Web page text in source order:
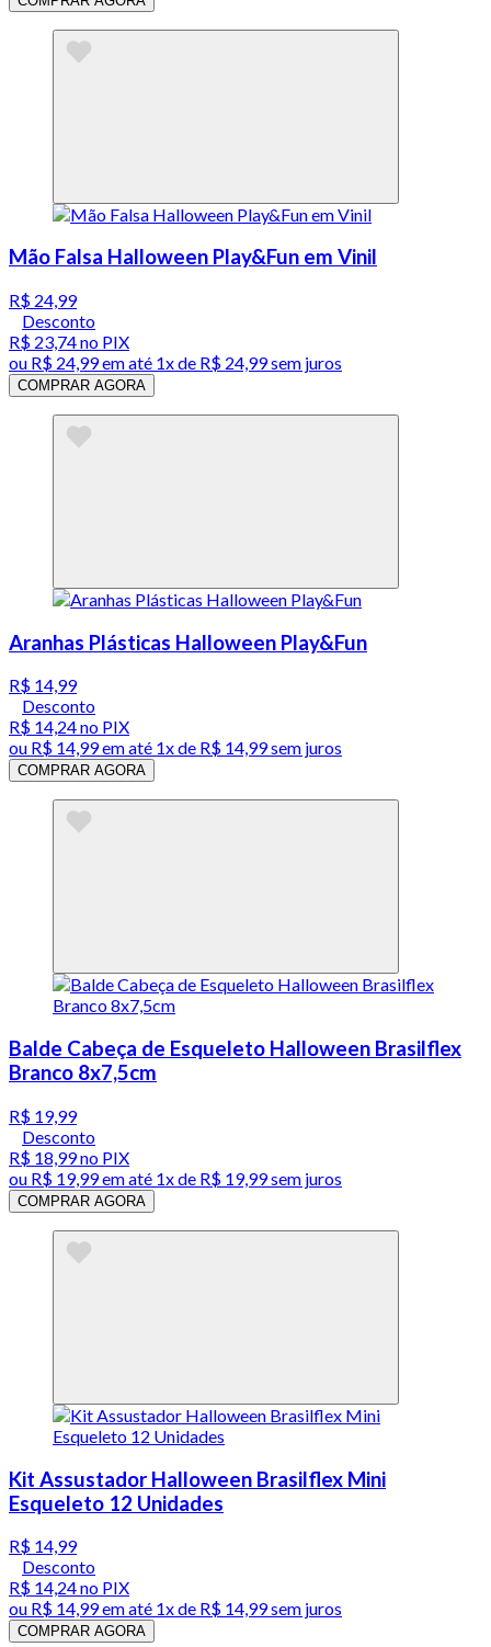
Mão Falsa Halloween Play&Fun em Vinil
R$ 24,99
Desconto
R$ 23,74no PIX
ou R$ 24,99em até 1x de R$ 24,99sem juros
COMPRAR AGORA
Aranhas Plásticas Halloween Play&Fun
R$ 14,99
Desconto
R$ 14,24no PIX
ou R$ 14,99em até 1x de R$ 14,99sem juros
COMPRAR AGORA
Balde Cabeça de Esqueleto Halloween Brasilflex
Branco 8x7,5cm
R$ 19,99
Desconto
R$ 18,99no PIX
ou R$ 19,99em até 1x de R$ 19,99sem juros
COMPRAR AGORA
Kit Assustador Halloween Brasilflex Mini
Esqueleto 12 Unidades
R$ 14,99
Desconto
R$ 14,24no PIX
ou R$ 14,99em até 1x de R$ 14,99sem juros
COMPRAR AGORA